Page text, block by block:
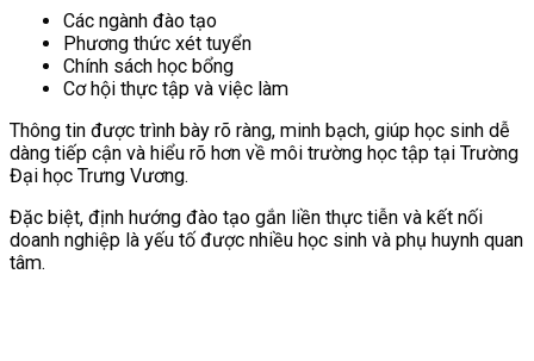
Các ngành đào tạo
Phương thức xét tuyển
Chính sách học bổng
Cơ hội thực tập và việc làm
Thông tin được trình bày rõ ràng, minh bạch, giúp học sinh dễ
dàng tiếp cận và hiểu rõ hơn về môi trường học tập tại Trường
Đại học Trưng Vương.
Đặc biệt, định hướng đào tạo gắn liền thực tiễn và kết nối
doanh nghiệp là yếu tố được nhiều học sinh và phụ huynh quan
tâm.